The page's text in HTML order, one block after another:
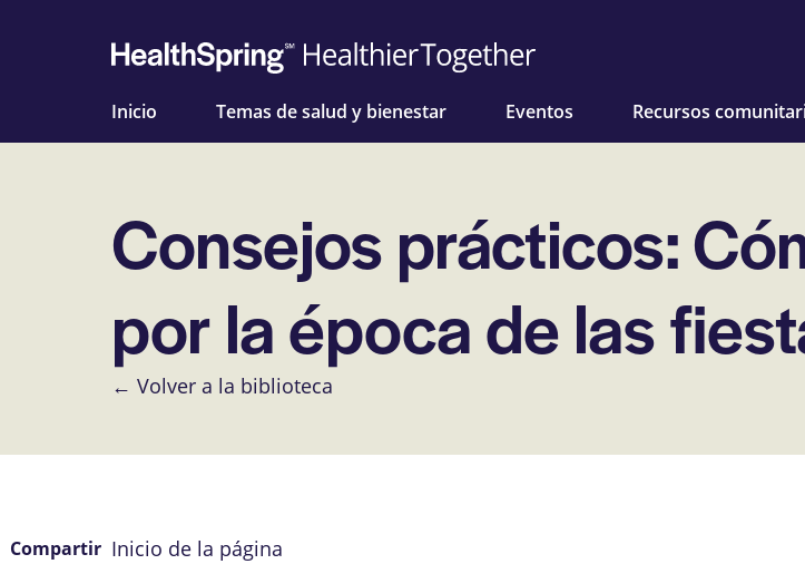
Inicio Temas de salud y bienestar Eventos Recursos
Consejos prácticos:
por la época de las
← Volver a la biblioteca
Inicio de la página
Compartir